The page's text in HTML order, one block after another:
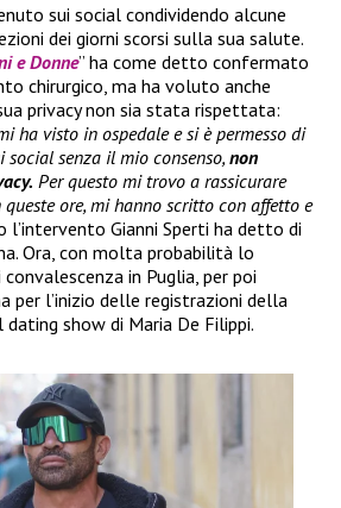
sui social condividendo alcune
dei giorni scorsi sulla sua salute.
e Donne” ha come detto confermato
chirurgico, ma ha voluto anche
privacy non sia stata rispettata:
ha visto in ospedale e si è permesso di
senza il mio consenso, non
Per questo mi trovo a rassicurare
queste ore, mi hanno scritto con affetto e
l’intervento Gianni Sperti ha detto di
Ora, con molta probabilità lo
in Puglia, per poi
per l’inizio delle registrazioni della
dating show di Maria De Filippi.